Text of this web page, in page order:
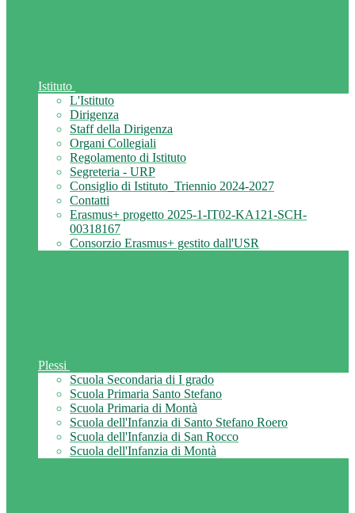
Istituto
L'Istituto
Dirigenza
Staff della Dirigenza
Organi Collegiali
Regolamento di Istituto
Segreteria - URP
Consiglio di Istituto_Triennio 2024-2027
Contatti
Erasmus+ progetto 2025-1-IT02-KA121-SCH-
00318167
Consorzio Erasmus+ gestito dall'USR
Plessi
Scuola Secondaria di I grado
Scuola Primaria Santo Stefano
Scuola Primaria di Montà
Scuola dell'Infanzia di Santo Stefano Roero
Scuola dell'Infanzia di San Rocco
Scuola dell'Infanzia di Montà